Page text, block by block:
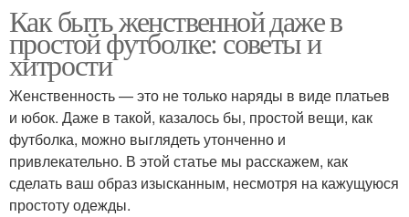
Как быть женственной даже в
простой футболке: советы и
хитрости
Женственность — это не только наряды в виде платьев
и юбок. Даже в такой, казалось бы, простой вещи, как
футболка, можно выглядеть утонченно и
привлекательно. В этой статье мы расскажем, как
сделать ваш образ изысканным, несмотря на кажущуюся
простоту одежды.